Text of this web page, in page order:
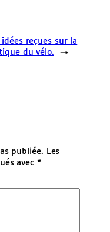
idées reçues sur la
du vélo.
→
publiée.
Les
avec *